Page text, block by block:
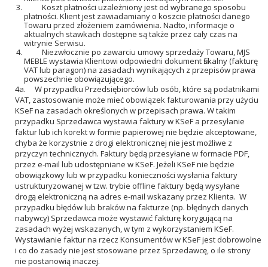
Koszt płatności uzależniony jest od wybranego sposobu
płatności. Klient jest zawiadamiany o koszcie płatności danego
Towaru przed złożeniem zamówienia. Nadto, informacje o
aktualnych stawkach dostępne są także przez cały czas na
witrynie Serwisu.
Niezwłocznie po zawarciu umowy sprzedaży Towaru, MJS
MEBLE wystawia Klientowi odpowiedni dokument fiskalny (fakturę
VAT lub paragon) na zasadach wynikających z przepisów prawa
powszechnie obowiązującego.
4a. W przypadku Przedsiębiorców lub osób, które są podatnikami
VAT, zastosowanie może mieć obowiązek fakturowania przy użyciu
KSeF na zasadach określonych w przepisach prawa. W takim
przypadku Sprzedawca wystawia faktury w KSeF a przesyłanie
faktur lub ich korekt w formie papierowej nie będzie akceptowane,
chyba że korzystnie z drogi elektronicznej nie jest możliwe z
przyczyn technicznych. Faktury będą przesyłane w formacie PDF,
przez e-mail lub udostępniane w KSeF. Jeżeli KSeF nie będzie
obowiązkowy lub w przypadku konieczności wysłania faktury
ustrukturyzowanej w tzw. trybie offline faktury będą wysyłane
drogą elektroniczną na adres e-mail wskazany przez Klienta. W
przypadku błędów lub braków na fakturze (np. błędnych danych
nabywcy) Sprzedawca może wystawić fakturę korygującą na
zasadach wyżej wskazanych, w tym z wykorzystaniem KSeF.
Wystawianie faktur na rzecz Konsumentów w KSeF jest dobrowolne
i co do zasady nie jest stosowane przez Sprzedawcę, o ile strony
nie postanowią inaczej.